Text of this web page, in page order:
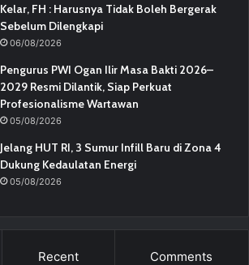
Kelar, FH : Harusnya Tidak Boleh Bergerak
Sebelum Dilengkapi
06/08/2026
Pengurus PWI Ogan Ilir Masa Bakti 2026–
2029 Resmi Dilantik, Siap Perkuat
Profesionalisme Wartawan
05/08/2026
Jelang HUT RI, 3 Sumur Infill Baru di Zona 4
Dukung Kedaulatan Energi
05/08/2026
Recent Comments